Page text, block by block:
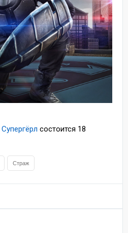
Супергёрл состоится 18
Страж